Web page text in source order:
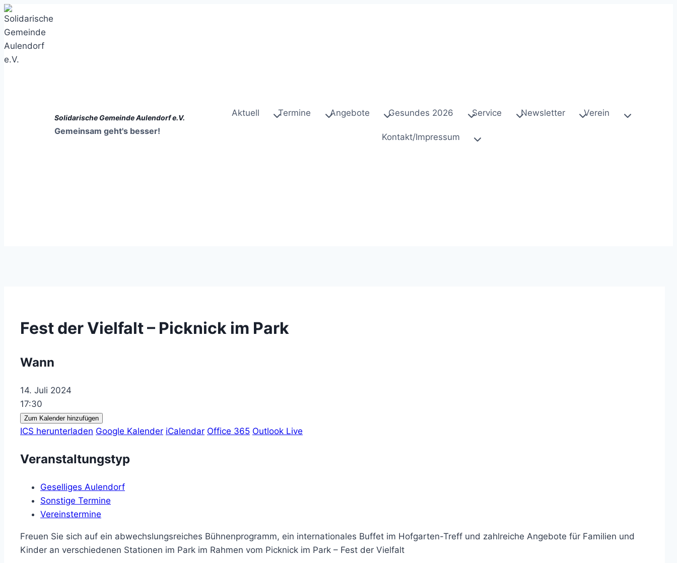
Zum
Inhalt
springen
Solidarische Gemeinde Aulendorf e.V.
Gemeinsam geht's besser!
Aktuell Termine Angebote Gesundes 2026 Service Newsletter Verein
Kontakt/Impressum
Fest der Vielfalt – Picknick im Park
Wann
14. Juli 2024
17:30
Zum Kalender hinzufügen
ICS herunterladen Google Kalender iCalendar Office 365 Outlook Live
Veranstaltungstyp
Geselliges Aulendorf
Sonstige Termine
Vereinstermine
Freuen Sie sich auf ein abwechslungsreiches Bühnenprogramm, ein internationales Buffet im Hofgarten-Treff und zahlreiche Angebote für Familien und
Kinder an verschiedenen Stationen im Park im Rahmen vom Picknick im Park – Fest der Vielfalt